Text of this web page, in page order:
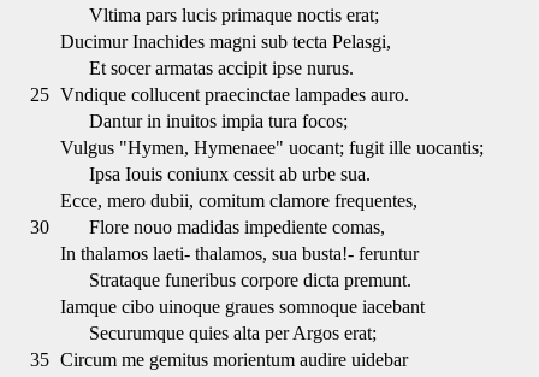
Vltima pars lucis primaque noctis erat;
Ducimur Inachides magni sub tecta Pelasgi,
Et socer armatas accipit ipse nurus.
25 Vndique collucent praecinctae lampades auro.
Dantur in inuitos impia tura focos;
Vulgus "Hymen, Hymenaee" uocant; fugit ille uocantis;
Ipsa Iouis coniunx cessit ab urbe sua.
Ecce, mero dubii, comitum clamore frequentes,
30
Flore nouo madidas impediente comas,
In thalamos laeti- thalamos, sua busta!- feruntur
Strataque funeribus corpore dicta premunt.
Iamque cibo uinoque graues somnoque iacebant
Securumque quies alta per Argos erat;
35 Circum me gemitus morientum audire uidebar